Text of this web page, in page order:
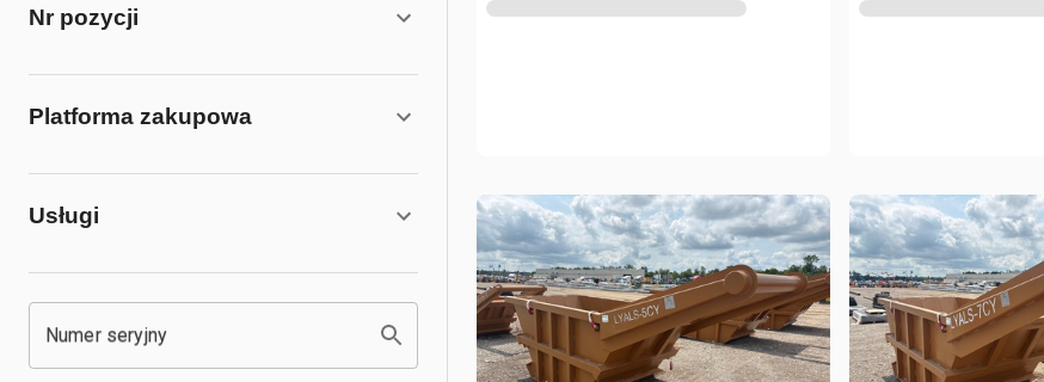
Nr pozycji
Platforma zakupowa
Usługi
Numer seryjny